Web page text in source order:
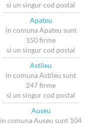
si un singur cod postal
Apateu
in comuna Apateu sunt
150 firme
si un singur cod postal
Astileu
in comuna Astileu sunt
247 firme
si un singur cod postal
Auseu
in comuna Auseu sunt 104